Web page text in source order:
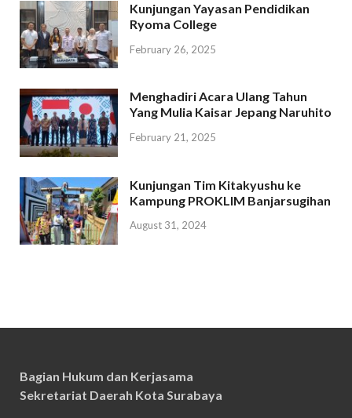
Kunjungan Yayasan Pendidikan
Ryoma College
February 26, 2025
Menghadiri Acara Ulang Tahun
Yang Mulia Kaisar Jepang Naruhito
February 21, 2025
Kunjungan Tim Kitakyushu ke
Kampung PROKLIM Banjarsugihan
August 31, 2024
Bagian Hukum dan Kerjasama
Sekretariat Daerah Kota Surabaya